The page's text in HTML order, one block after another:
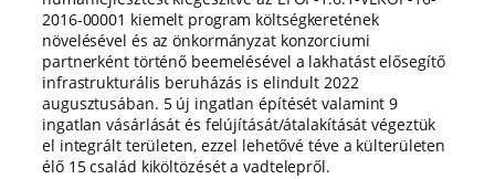
2016-00001 kiemelt program költségkeretének
növelésével és az önkormányzat konzorciumi
partnerként történő beemelésével a lakhatást elősegítő
infrastrukturális beruházás is elindult 2022
augusztusában. 5 új ingatlan építését valamint 9
ingatlan vásárlását és felújítását/átalakítását végeztük
el integrált területen, ezzel lehetővé téve a külterületen
élő 15 család kiköltözését a vadtelepről.